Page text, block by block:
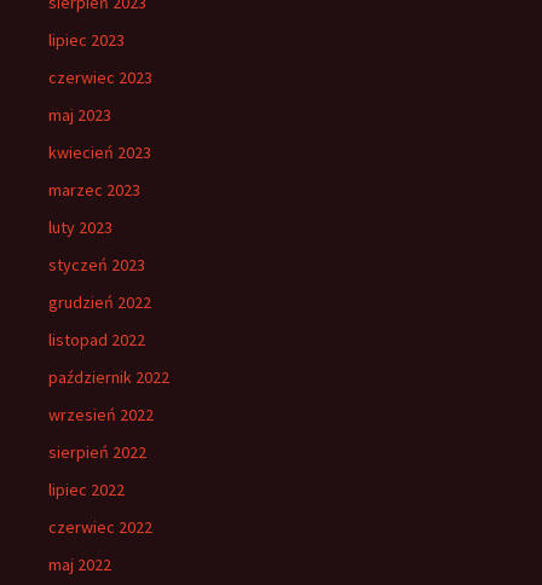
lipiec 2023
czerwiec 2023
maj 2023
kwiecień 2023
marzec 2023
luty 2023
styczeń 2023
grudzień 2022
listopad 2022
październik 2022
wrzesień 2022
sierpień 2022
lipiec 2022
czerwiec 2022
maj 2022